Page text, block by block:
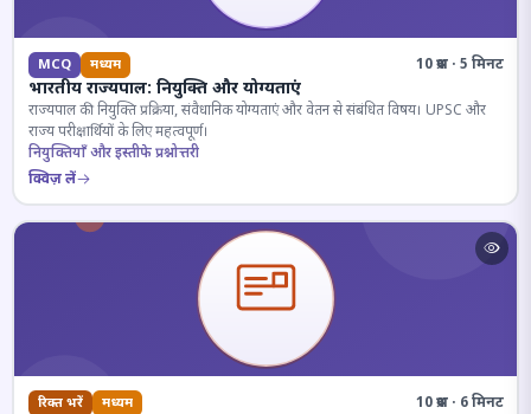
MCQ मध्यम 10 प्रश्न · 5 मिनट
भारतीय राज्यपाल: नियुक्ति और योग्यताएं
राज्यपाल की नियुक्ति प्रक्रिया, संवैधानिक योग्यताएं और वेतन से संबंधित विषय। UPSC और
राज्य परीक्षार्थियों के लिए महत्वपूर्ण।
नियुक्तियाँ और इस्तीफे प्रश्नोत्तरी
क्विज़ लें
रिक्त भरें मध्यम 10 प्रश्न · 6 मिनट